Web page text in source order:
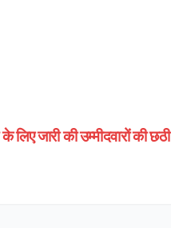
जारी की उम्मीदवारों की छठी